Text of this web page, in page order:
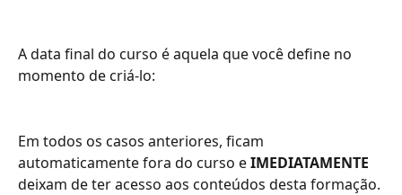
A data final do curso é aquela que você define no
momento de criá-lo:
Em todos os casos anteriores, ficam
automaticamente fora do curso e IMEDIATAMENTE
deixam de ter acesso aos conteúdos desta formação.